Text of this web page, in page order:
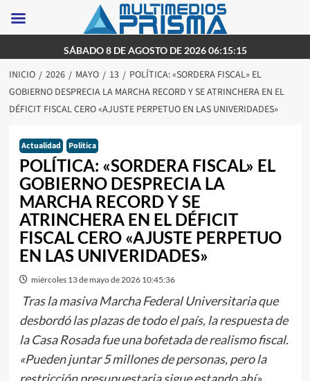
al
contenido
SÁBADO 8 DE AGOSTO DE 2026 06:15:15
INICIO 2026 MAYO 13
POLÍTICA: «SORDERA FISCAL» EL
GOBIERNO DESPRECIA LA MARCHA RECORD Y SE ATRINCHERA EN EL
DÉFICIT FISCAL CERO «AJUSTE PERPETUO EN LAS UNIVERIDADES»
Actualidad Politica
POLÍTICA: «SORDERA FISCAL» EL
GOBIERNO DESPRECIA LA
MARCHA RECORD Y SE
ATRINCHERA EN EL DÉFICIT
FISCAL CERO «AJUSTE PERPETUO
EN LAS UNIVERIDADES»
miércoles 13 de mayo de 2026 10:45:36
Tras la masiva Marcha Federal Universitaria que
desbordó las plazas de todo el país, la respuesta de
la Casa Rosada fue una bofetada de realismo fiscal.
«Pueden juntar 5 millones de personas, pero la